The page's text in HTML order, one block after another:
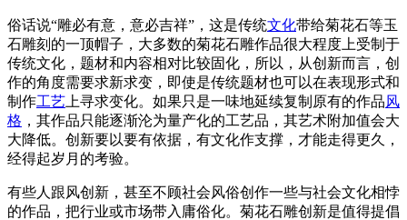
俗话说“雕必有意，意必吉祥”，这是传统文化带给菊花石等玉
石雕刻的一顶帽子，大多数的菊花石雕作品很大程度上受制于
传统文化，题材和内容相对比较固化，所以，从创新而言，创
作的角度需要求新求变，即使是传统题材也可以在表现形式和
制作工艺 上寻求变化。如果只是一味地延续复制原有的作品风
格 ，其作品只能逐渐沦为量产化的工艺品，其艺术附加值会大
大降低。创新要以要有依据，有文化作支撑，才能走得更久，
经得起岁月的考验。
有些人跟风创新，甚至不顾社会风俗创作一些与社会文化相悖
的作品，把行业或市场带入庸俗化。菊花石雕创新是值得提倡